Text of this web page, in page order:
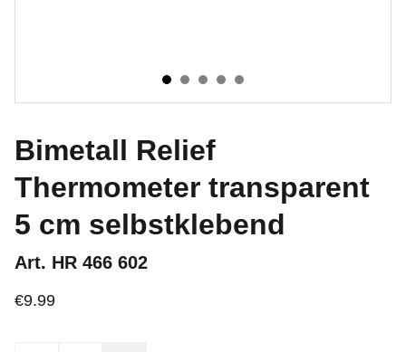
Bimetall Relief
Thermometer transparent
5 cm selbstklebend
Art. HR 466 602
€9.99